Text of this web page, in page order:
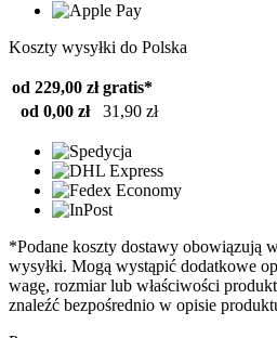
Koszty wysyłki do Polska
od 229,00 zł gratis*
od 0,00 zł
31,90 zł
*Podane koszty dostawy obowiązują
wysyłki. Mogą wystąpić dodatkowe
wagę, rozmiar lub właściwości
znaleźć bezpośrednio w opisie